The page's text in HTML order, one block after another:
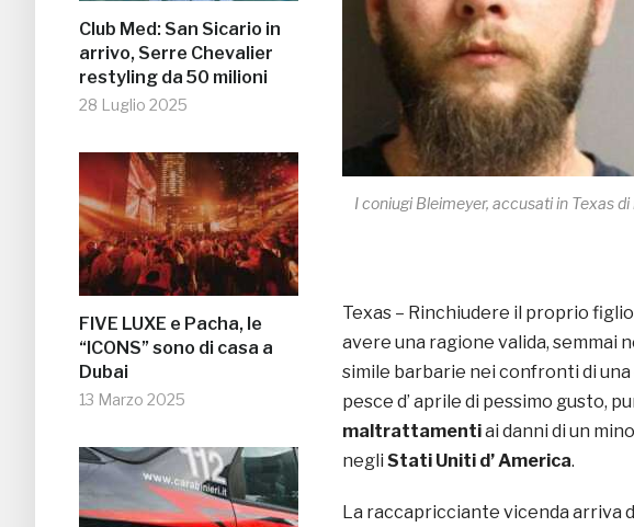
Club Med: San Sicario in
arrivo, Serre Chevalier
restyling da 50 milioni
28 Luglio 2025
FIVE LUXE e Pacha, le
“ICONS” sono di casa a
Dubai
13 Marzo 2025
I coniugi Bleimeyer, accusati in Texas
Texas – Rinchiudere il proprio
avere una ragione valida, semmai
simile barbarie nei confronti di
pesce d’ aprile di pessimo gusto,
maltrattamentiai danni di un
negli Stati Uniti d’ America.
La raccapricciante vicenda arriva